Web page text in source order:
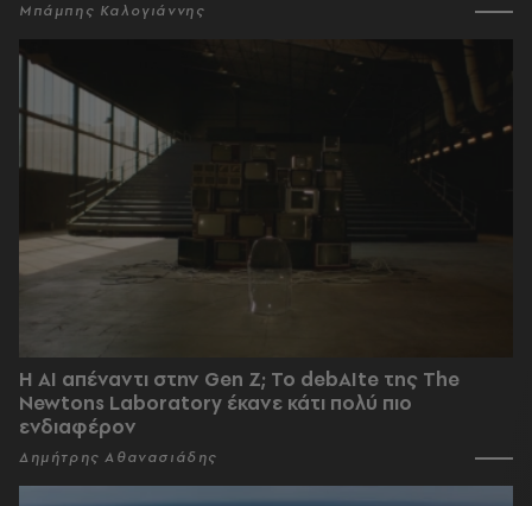
Μπάμπης Καλογιάννης
Η AI απέναντι στην Gen Z; Το debAIte της The
Newtons Laboratory έκανε κάτι πολύ πιο
ενδιαφέρον
Δημήτρης Αθανασιάδης